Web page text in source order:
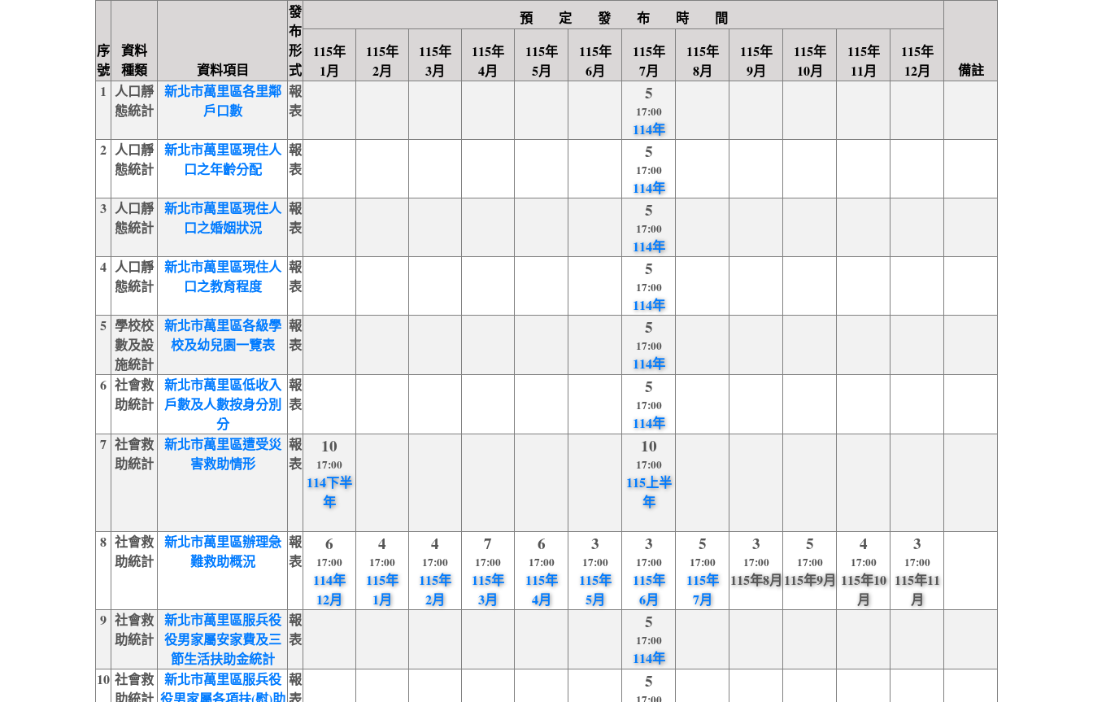
詢
序
號
資料
種類
資料項目
發
布
形
式
預 定 發 布 時 間
備註
115年
1月
115年
2月
115年
3月
115年
4月
115年
5月
115年
6月
115年
7月
115年
8月
115年
9月
115年
10月
115年
11月
115年
12月
1
人口靜
態統計
新北市萬里區各里鄰
戶口數
報
表
5
17:00
114年
2 人口靜
態統計
新北市萬里區現住人
口之年齡分配
報
表
5
17:00
114年
3 人口靜
態統計
新北市萬里區現住人
口之婚姻狀況
報
表
5
17:00
114年
4 人口靜
態統計
新北市萬里區現住人
口之教育程度
報
表
5
17:00
114年
5 學校校
數及設
施統計
新北市萬里區各級學
校及幼兒園一覽表
報
表
5
17:00
114年
6 社會救
助統計
新北市萬里區低收入
戶數及人數按身分別
分
報
表
5
17:00
114年
7 社會救
助統計
新北市萬里區遭受災
害救助情形
報
表
10
17:00
114下半
年
10
17:00
115上半
年
8 社會救
助統計
新北市萬里區辦理急
難救助概況
報
表
6
17:00
114年
12月
4
17:00
115年
1月
4
17:00
115年
2月
7
17:00
115年
3月
6
17:00
115年
4月
3
17:00
115年
5月
3
17:00
115年
6月
5
17:00
115年
7月
3
17:00
115年8月
5
17:00
115年9月
4
17:00
115年10
月
3
17:00
115年11
月
9 社會救
助統計
新北市萬里區服兵役
役男家屬安家費及三
節生活扶助金統計
報
表
5
17:00
114年
10 社會救
助統計
新北市萬里區服兵役
役男家屬各項扶(慰)助
報
表
5